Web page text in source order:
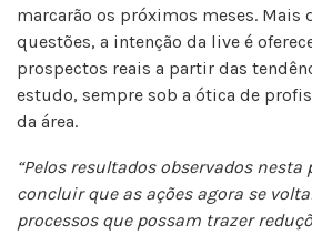
marcarão os próximos meses. Mais
questões, a intenção da live é
prospectos reais a partir das
estudo, sempre sob a ótica de
da área.
“Pelos resultados observados nesta
concluir que as ações agora se
processos que possam trazer